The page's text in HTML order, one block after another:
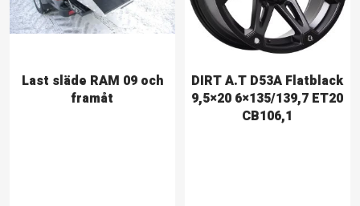
Last släde RAM 09 och
framåt
DIRT A.T D53A Flatblack
9,5×20 6×135/139,7 ET20
CB106,1